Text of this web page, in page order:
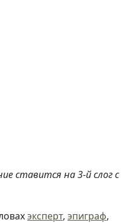
ставится на 3-й слог с
эксперт, эпиграф,